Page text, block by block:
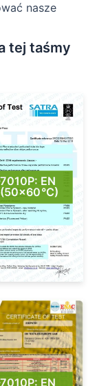
nasze
tej taśmy
EN
EN